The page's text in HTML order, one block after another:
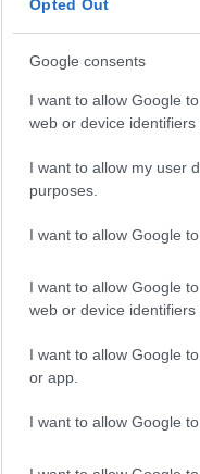
Opted Out
Google consents
I want to allow Google
web or device identifiers
I want to allow my user
purposes.
I want to allow Google
I want to allow Google
web or device identifiers
I want to allow Google
or app.
I want to allow Google